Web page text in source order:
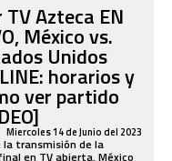
TV Azteca EN
México vs.
Unidos
horarios y
ver partido
Miercoles 14 de Junio del 2023
la transmisión de la
en TV abierta. México